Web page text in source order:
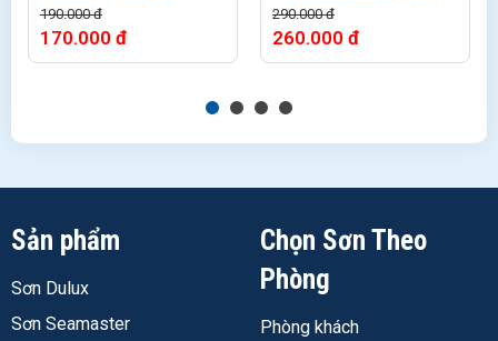
Epoxy trong suốt
190.000 đ
170.000 đ
San Phẳng
290.000 đ
260.000 đ
Sản phẩm
Sơn Dulux
Sơn Seamaster
Chọn Sơn Theo
Phòng
Phòng khách